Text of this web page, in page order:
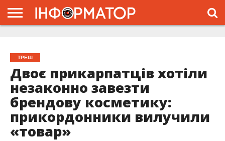
ТРЕШ
Двоє прикарпатців хотіли
незаконно завезти
брендову косметику:
прикордонники вилучили
«товар»